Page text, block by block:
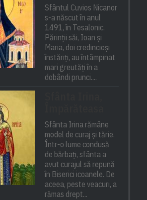
Sfântul Cuvios Nicanor
s-a născut în anul
1491, în Tesalonic.
Părinții săi, Ioan și
Maria, doi credincioși
înstăriți, au întâmpinat
mari greutăți în a
dobândi prunci....
Sfânta Irina rămâne
model de curaj și tărie.
Într-o lume condusă
de bărbați, sfânta a
avut curajul să repună
în Biserici icoanele. De
aceea, peste veacuri, a
rămas drept...